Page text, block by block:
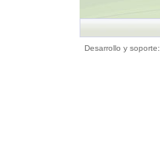
Desarrollo y soporte: